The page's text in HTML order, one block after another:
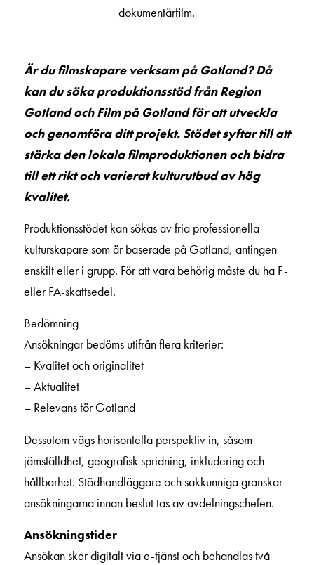
dokumentärfilm.
Är du filmskapare verksam på Gotland? Då
kan du söka produktionsstöd från Region
Gotland och Film på Gotland för att utveckla
och genomföra ditt projekt. Stödet syftar till att
stärka den lokala filmproduktionen och bidra
till ett rikt och varierat kulturutbud av hög
kvalitet.
Produktionsstödet kan sökas av fria professionella
kulturskapare som är baserade på Gotland, antingen
enskilt eller i grupp. För att vara behörig måste du ha F-
eller FA-skattsedel.
Bedömning
Ansökningar bedöms utifrån flera kriterier:
– Kvalitet och originalitet
– Aktualitet
– Relevans för Gotland
Dessutom vägs horisontella perspektiv in, såsom
jämställdhet, geografisk spridning, inkludering och
hållbarhet. Stödhandläggare och sakkunniga granskar
ansökningarna innan beslut tas av avdelningschefen.
Ansökningstider
Ansökan sker digitalt via e-tjänst och behandlas två